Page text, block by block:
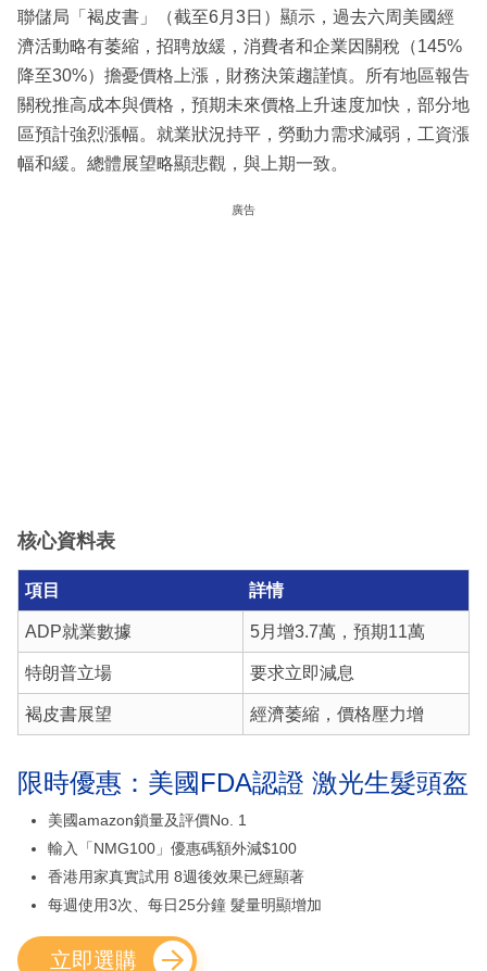
聯儲局「褐皮書」（截至6月3日）顯示，過去六周美國經
濟活動略有萎縮，招聘放緩，消費者和企業因關稅（145%
降至30%）擔憂價格上漲，財務決策趨謹慎。所有地區報告
關稅推高成本與價格，預期未來價格上升速度加快，部分地
區預計強烈漲幅。就業狀況持平，勞動力需求減弱，工資漲
幅和緩。總體展望略顯悲觀，與上期一致。
廣告
核心資料表
項目 詳情
ADP就業數據 5月增3.7萬，預期11萬
特朗普立場 要求立即減息
褐皮書展望 經濟萎縮，價格壓力增
限時優惠：美國FDA認證 激光生髮頭盔
美國amazon鎖量及評價No. 1
輸入「NMG100」優惠碼額外減$100
香港用家真實試用 8週後效果已經顯著
每週使用3次、每日25分鐘 髮量明顯增加
立即選購